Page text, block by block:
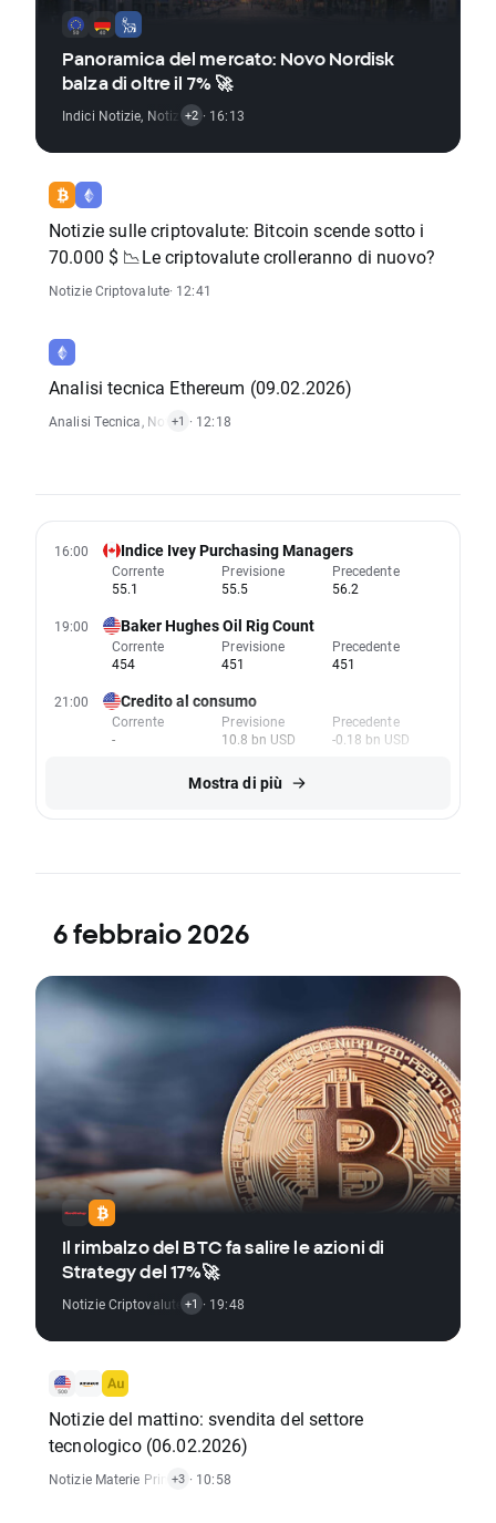
Panoramica del mercato: Novo Nordisk
balza di oltre il 7% 🚀
Indici Notizie, Notizie Criptovalute
+2 · 16:13
Notizie sulle criptovalute: Bitcoin scende sotto i
70.000 $ 📉Le criptovalute crolleranno di nuovo?
Notizie Criptovalute· 12:41
Analisi tecnica Ethereum (09.02.2026)
Analisi Tecnica, Notizie Criptovalute
+1 · 12:18
16:00 Indice Ivey Purchasing Managers
Corrente
55.1
Previsione
55.5
Precedente
56.2
19:00 Baker Hughes Oil Rig Count
Corrente
454
Previsione
451
Precedente
451
21:00 Credito al consumo
Corrente
-
Previsione
10.8 bn USD
Precedente
-0.18 bn USD
Mostra di più
6 febbraio 2026
Il rimbalzo del BTC fa salire le azioni di
Strategy del 17%🚀
Notizie Criptovalute,Azioni Notizie
+1 · 19:48
Notizie del mattino: svendita del settore
tecnologico (06.02.2026)
Notizie Materie Prime, Indici Notizie
+3 · 10:58